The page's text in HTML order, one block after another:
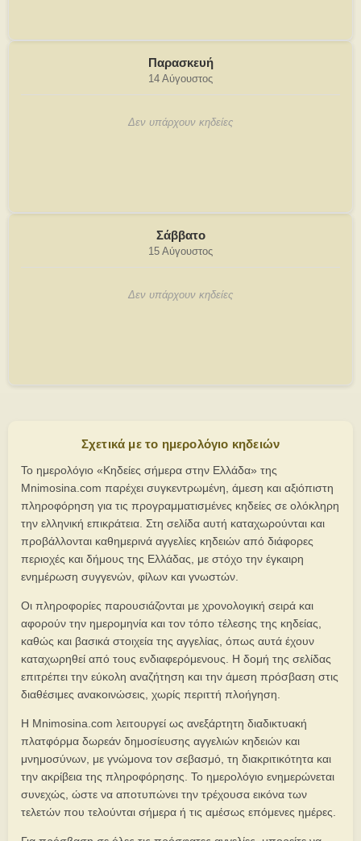
Παρασκευή
14 Αύγουστος
Δεν υπάρχουν κηδείες
Σάββατο
15 Αύγουστος
Δεν υπάρχουν κηδείες
Σχετικά με το ημερολόγιο κηδειών
Το ημερολόγιο «Κηδείες σήμερα στην Ελλάδα» της
Mnimosina.com παρέχει συγκεντρωμένη, άμεση και αξιόπιστη
πληροφόρηση για τις προγραμματισμένες κηδείες σε ολόκληρη
την ελληνική επικράτεια. Στη σελίδα αυτή καταχωρούνται και
προβάλλονται καθημερινά αγγελίες κηδειών από διάφορες
περιοχές και δήμους της Ελλάδας, με στόχο την έγκαιρη
ενημέρωση συγγενών, φίλων και γνωστών.
Οι πληροφορίες παρουσιάζονται με χρονολογική σειρά και
αφορούν την ημερομηνία και τον τόπο τέλεσης της κηδείας,
καθώς και βασικά στοιχεία της αγγελίας, όπως αυτά έχουν
καταχωρηθεί από τους ενδιαφερόμενους. Η δομή της σελίδας
επιτρέπει την εύκολη αναζήτηση και την άμεση πρόσβαση στις
διαθέσιμες ανακοινώσεις, χωρίς περιττή πλοήγηση.
Η Mnimosina.com λειτουργεί ως ανεξάρτητη διαδικτυακή
πλατφόρμα δωρεάν δημοσίευσης αγγελιών κηδειών και
μνημοσύνων, με γνώμονα τον σεβασμό, τη διακριτικότητα και
την ακρίβεια της πληροφόρησης. Το ημερολόγιο ενημερώνεται
συνεχώς, ώστε να αποτυπώνει την τρέχουσα εικόνα των
τελετών που τελούνται σήμερα ή τις αμέσως επόμενες ημέρες.